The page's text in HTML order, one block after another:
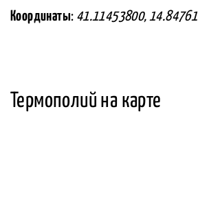
Координаты: 41.11453800,
Термополий на карте